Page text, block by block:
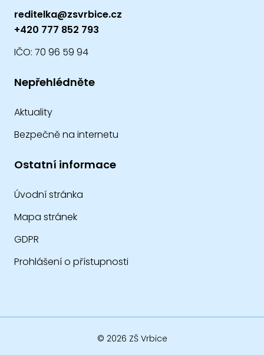
reditelka@zsvrbice.cz
+420 777 852 793
IČO: 70 96 59 94
Nepřehlédněte
Aktuality
Bezpečně na internetu
Ostatní informace
Úvodní stránka
Mapa stránek
GDPR
Prohlášení o přístupnosti
© 2026 ZŠ Vrbice